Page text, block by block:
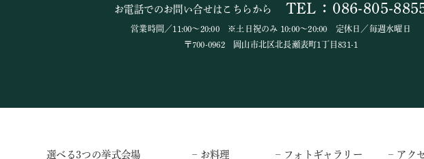
お電話でのお問い合せはこちらから TEL：086-805-
営業時間／11:00～20:00 ※土日祝のみ 10:00～20:00 定休日／毎週水曜日
〒700-0962 岡山市北区北長瀬表町1丁目831-1
選べる3つの挙式会場 – お料理 – フォトギャラリー – アク